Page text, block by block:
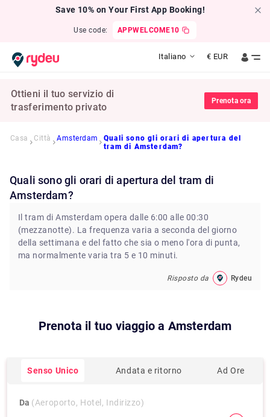
Save 10% on Your First App Booking!
Use code: APPWELCOME10
Italiano € EUR
Ottieni il tuo servizio di
trasferimento privato
Prenota ora
Casa Città Amsterdam
Quali sono gli orari di apertura del
tram di Amsterdam?
Quali sono gli orari di apertura del tram di
Amsterdam?
Il tram di Amsterdam opera dalle 6:00 alle 00:30
(mezzanotte). La frequenza varia a seconda del giorno
della settimana e del fatto che sia o meno l'ora di punta,
ma normalmente varia tra 5 e 10 minuti.
Risposto da Rydeu
Prenota il tuo viaggio a Amsterdam
Senso Unico Andata e ritorno Ad Ore
Da (Aeroporto, Hotel, Indirizzo)